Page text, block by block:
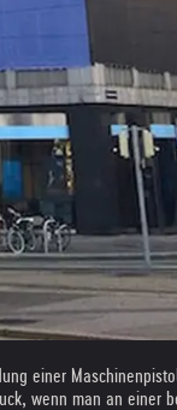
einer
wenn man an